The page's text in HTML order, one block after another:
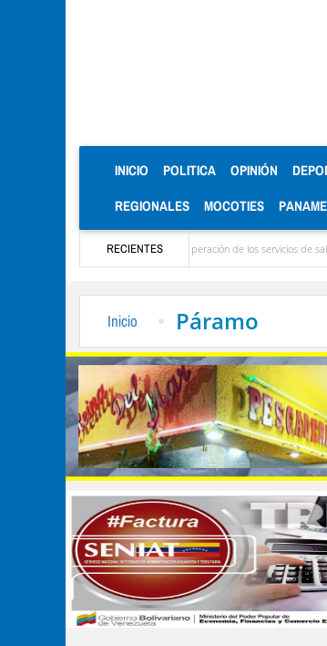
INICIO (CURRENT)
POLITICA OPINIÓN
REGIONALES MOCOTIES
RECIENTES
que apoya la recuperación de los servicios de salud en Venezuela
Inicio Páramo